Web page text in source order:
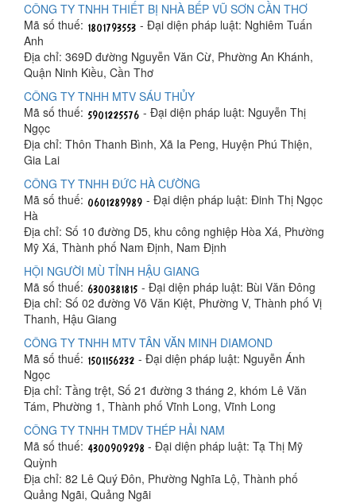
CÔNG TY TNHH THIẾT BỊ NHÀ BẾP VŨ SƠN CẦN THƠ
Mã số thuế:
- Đại diện pháp luật: Nghiêm Tuấn
Anh
Địa chỉ: 369D đường Nguyễn Văn Cừ, Phường An Khánh,
Quận Ninh Kiều, Cần Thơ
CÔNG TY TNHH MTV SÁU THỦY
Mã số thuế:
- Đại diện pháp luật: Nguyễn Thị
Ngọc
Địa chỉ: Thôn Thanh Bình, Xã Ia Peng, Huyện Phú Thiện,
Gia Lai
CÔNG TY TNHH ĐỨC HÀ CƯỜNG
Mã số thuế:
- Đại diện pháp luật: Đinh Thị Ngọc
Hà
Địa chỉ: Số 10 đường D5, khu công nghiệp Hòa Xá, Phường
Mỹ Xá, Thành phố Nam Định, Nam Định
HỘI NGƯỜI MÙ TỈNH HẬU GIANG
Mã số thuế:
- Đại diện pháp luật: Bùi Văn Đông
Địa chỉ: Số 02 đường Võ Văn Kiệt, Phường V, Thành phố Vị
Thanh, Hậu Giang
CÔNG TY TNHH MTV TÂN VĂN MINH DIAMOND
Mã số thuế:
- Đại diện pháp luật: Nguyễn Ánh
Ngọc
Địa chỉ: Tầng trệt, Số 21 đường 3 tháng 2, khóm Lê Văn
Tám, Phường 1, Thành phố Vĩnh Long, Vĩnh Long
CÔNG TY TNHH TMDV THÉP HẢI NAM
Mã số thuế:
- Đại diện pháp luật: Tạ Thị Mỹ
Quỳnh
Địa chỉ: 82 Lê Quý Đôn, Phường Nghĩa Lộ, Thành phố
Quảng Ngãi, Quảng Ngãi